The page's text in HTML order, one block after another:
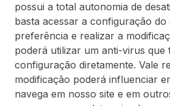
possui a total autonomia de
basta acessar a configuração do
preferência e realizar a
poderá utilizar um anti-virus que
configuração diretamente. Vale
modificação poderá influenciar
navega em nosso site e em